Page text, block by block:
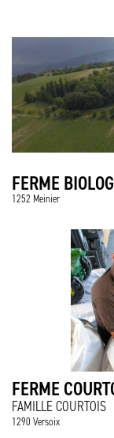
FERME
1252 Meinier
FERME
FAMILLE COURTOIS
1290 Versoix